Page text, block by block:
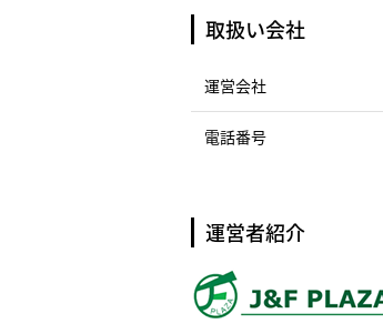
取扱い会社
運営会社
電話番号
運営者紹介